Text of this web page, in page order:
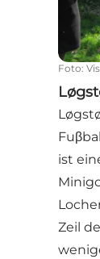
Foto:
ist
Zeil